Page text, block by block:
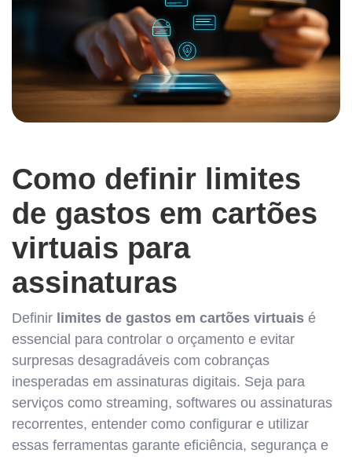
Como definir limites
de gastos em cartões
virtuais para
assinaturas
Definir limites de gastos em cartões virtuais é
essencial para controlar o orçamento e evitar
surpresas desagradáveis com cobranças
inesperadas em assinaturas digitais. Seja para
serviços como streaming, softwares ou assinaturas
recorrentes, entender como configurar e utilizar
essas ferramentas garante eficiência, segurança e